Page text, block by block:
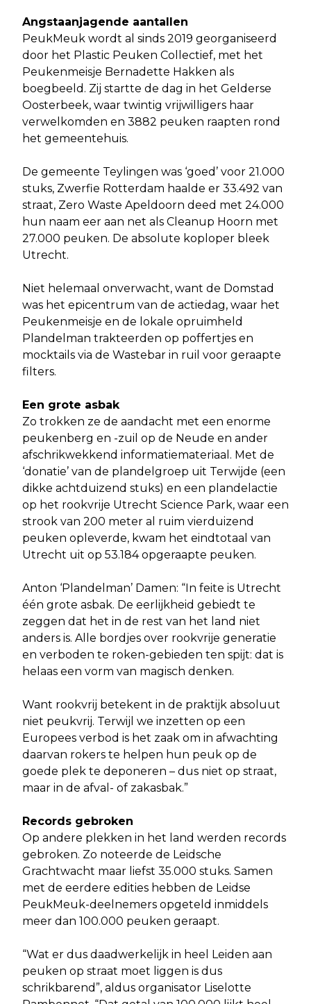
Angstaanjagende aantallen
PeukMeuk wordt al sinds 2019 georganiseerd
door het Plastic Peuken Collectief, met het
Peukenmeisje Bernadette Hakken als
boegbeeld. Zij startte de dag in het Gelderse
Oosterbeek, waar twintig vrijwilligers haar
verwelkomden en 3882 peuken raapten rond
het gemeentehuis.
De gemeente Teylingen was ‘goed’ voor 21.000
stuks, Zwerfie Rotterdam haalde er 33.492 van
straat, Zero Waste Apeldoorn deed met 24.000
hun naam eer aan net als Cleanup Hoorn met
27.000 peuken. De absolute koploper bleek
Utrecht.
Niet helemaal onverwacht, want de Domstad
was het epicentrum van de actiedag, waar het
Peukenmeisje en de lokale opruimheld
Plandelman trakteerden op poffertjes en
mocktails via de Wastebar in ruil voor geraapte
filters.
Een grote asbak
Zo trokken ze de aandacht met een enorme
peukenberg en -zuil op de Neude en ander
afschrikwekkend informatiemateriaal. Met de
‘donatie’ van de plandelgroep uit Terwijde (een
dikke achtduizend stuks) en een plandelactie
op het rookvrije Utrecht Science Park, waar een
strook van 200 meter al ruim vierduizend
peuken opleverde, kwam het eindtotaal van
Utrecht uit op 53.184 opgeraapte peuken.
Anton ‘Plandelman’ Damen: “In feite is Utrecht
één grote asbak. De eerlijkheid gebiedt te
zeggen dat het in de rest van het land niet
anders is. Alle bordjes over rookvrije generatie
en verboden te roken-gebieden ten spijt: dat is
helaas een vorm van magisch denken.
Want rookvrij betekent in de praktijk absoluut
niet peukvrij. Terwijl we inzetten op een
Europees verbod is het zaak om in afwachting
daarvan rokers te helpen hun peuk op de
goede plek te deponeren – dus niet op straat,
maar in de afval- of zakasbak.”
Records gebroken
Op andere plekken in het land werden records
gebroken. Zo noteerde de Leidsche
Grachtwacht maar liefst 35.000 stuks. Samen
met de eerdere edities hebben de Leidse
PeukMeuk-deelnemers opgeteld inmiddels
meer dan 100.000 peuken geraapt.
“Wat er dus daadwerkelijk in heel Leiden aan
peuken op straat moet liggen is dus
schrikbarend”, aldus organisator Liselotte